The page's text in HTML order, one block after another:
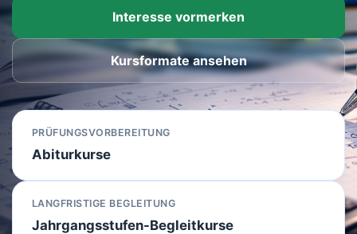
Interesse vormerken
Kursformate ansehen
PRÜFUNGSVORBEREITUNG
Abiturkurse
LANGFRISTIGE BEGLEITUNG
Jahrgangsstufen-Begleitkurse